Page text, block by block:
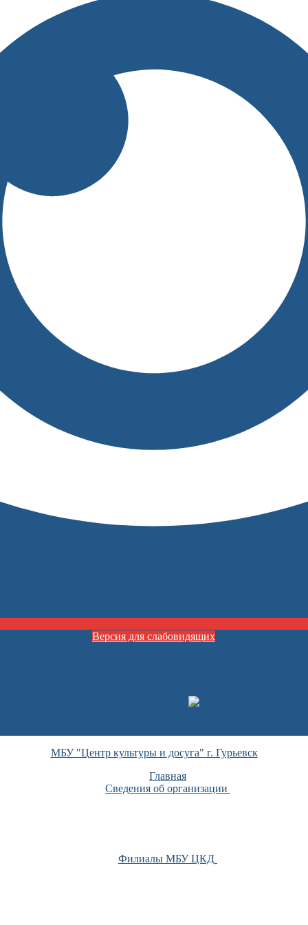
Версия для слабовидящих
МБУ "Центр культуры и досуга" г. Гурьевск
Главная
Сведения об организации
Филиалы МБУ ЦКД